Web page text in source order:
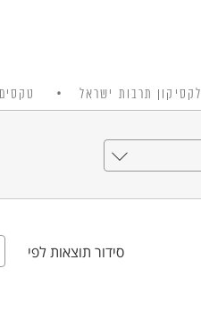
לקסיקון תרבות ישראל טקסים
סידור תוצאות לפי